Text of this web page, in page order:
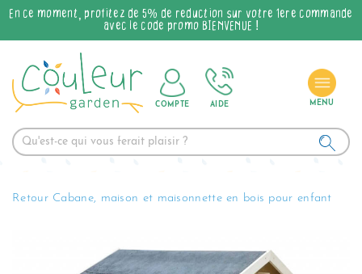
En ce moment, profitez de 5% de réduction sur votre 1ère commande
avec le code promo BIENVENUE !
COMPTE AIDE
Retour Cabane, maison et maisonnette en bois pour enfant